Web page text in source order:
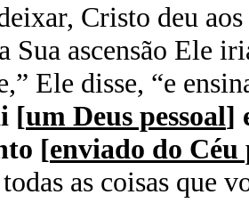
Cristo deu
Sua ascensão Ele
Ele disse, “e
[um Deus pessoal]
[enviado do
as coisas que